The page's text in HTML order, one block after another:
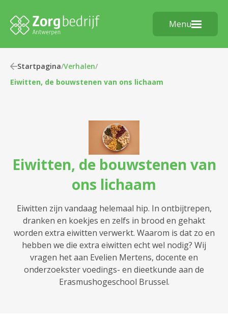
Menu
Startpagina/Verhalen/
Eiwitten, de bouwstenen van ons lichaam
Eiwitten, de bouwstenen van
ons lichaam
Eiwitten zijn vandaag helemaal hip. In ontbijtrepen,
dranken en koekjes en zelfs in brood en gehakt
worden extra eiwitten verwerkt. Waarom is dat zo en
hebben we die extra eiwitten echt wel nodig? Wij
vragen het aan Evelien Mertens, docente en
onderzoekster voedings- en dieetkunde aan de
Erasmushogeschool Brussel.